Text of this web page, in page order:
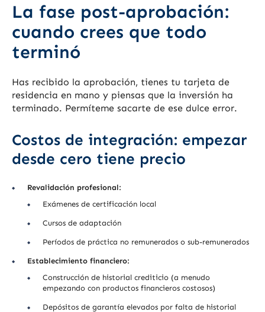
La fase post-aprobación:
cuando crees que todo
terminó
Has recibido la aprobación, tienes tu tarjeta de
residencia en mano y piensas que la inversión ha
terminado. Permíteme sacarte de ese dulce error.
Costos de integración: empezar
desde cero tiene precio
Revalidación profesional:
Exámenes de certificación local
Cursos de adaptación
Períodos de práctica no remunerados o sub-remunerados
Establecimiento financiero:
Construcción de historial crediticio (a menudo
empezando con productos financieros costosos)
Depósitos de garantía elevados por falta de historial